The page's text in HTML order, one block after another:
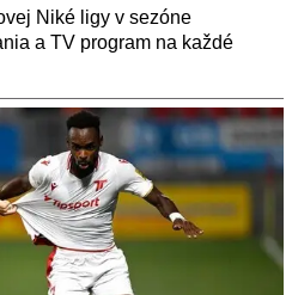
Niké ligy v sezóne
a TV program na každé